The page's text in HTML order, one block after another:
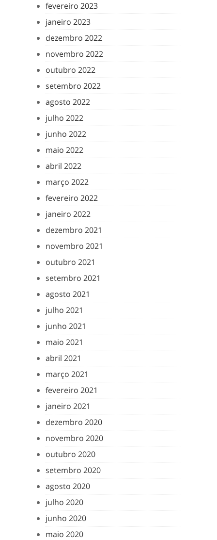
fevereiro 2023
janeiro 2023
dezembro 2022
novembro 2022
outubro 2022
setembro 2022
agosto 2022
julho 2022
junho 2022
maio 2022
abril 2022
março 2022
fevereiro 2022
janeiro 2022
dezembro 2021
novembro 2021
outubro 2021
setembro 2021
agosto 2021
julho 2021
junho 2021
maio 2021
abril 2021
março 2021
fevereiro 2021
janeiro 2021
dezembro 2020
novembro 2020
outubro 2020
setembro 2020
agosto 2020
julho 2020
junho 2020
maio 2020